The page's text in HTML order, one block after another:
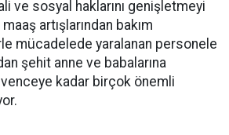
ve sosyal haklarını genişletmeyi
artışlarından bakım
mücadelede yaralanan personele
şehit anne ve babalarına
kadar birçok önemli